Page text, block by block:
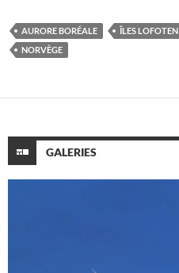
AURORE BORÉALE ÎLES LOFOTEN
NORVÈGE
GALERIES